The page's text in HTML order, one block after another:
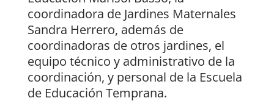
coordinadora de Jardines Maternales
Sandra Herrero, además de
coordinadoras de otros jardines, el
equipo técnico y administrativo de la
coordinación, y personal de la Escuela
de Educación Temprana.